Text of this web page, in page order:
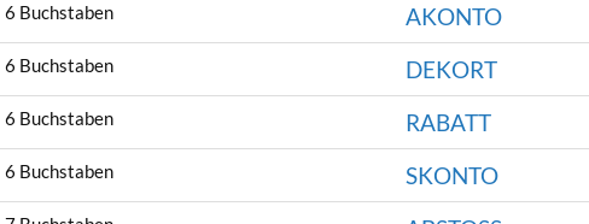
6 Buchstaben
AKONTO
6 Buchstaben
DEKORT
6 Buchstaben
RABATT
6 Buchstaben
SKONTO